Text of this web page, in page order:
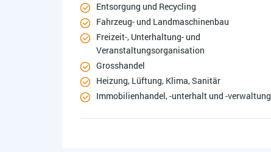
Entsorgung und Recycling
Fahrzeug- und Landmaschinenbau
Freizeit-, Unterhaltung- und
Veranstaltungsorganisation
Grosshandel
Heizung, Lüftung, Klima, Sanitär
Immobilienhandel, -unterhalt und -verwaltung